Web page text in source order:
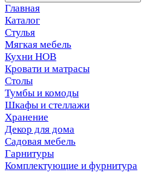
Главная
Каталог
Стулья
Мягкая мебель
Кухни НОВ
Кровати и матрасы
Столы
Тумбы и комоды
Шкафы и стеллажи
Хранение
Декор для дома
Садовая мебель
Гарнитуры
Комплектующие и фурнитура